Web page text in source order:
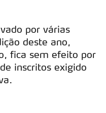
por várias
deste ano,
fica sem efeito por
inscritos exigido